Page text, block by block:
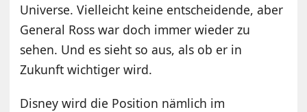
Universe. Vielleicht keine entscheidende, aber
General Ross war doch immer wieder zu
sehen. Und es sieht so aus, als ob er in
Zukunft wichtiger wird.
Disney wird die Position nämlich im